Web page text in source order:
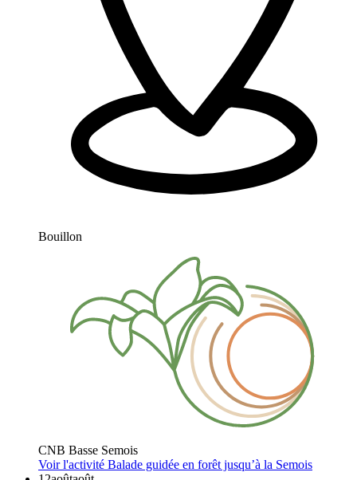
Bouillon
CNB Basse Semois
Voir l'activité Balade guidée en forêt jusqu’à la Semois